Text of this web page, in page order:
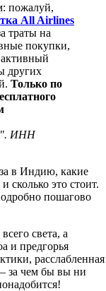
пожалуй,
All Airlines
траты на
покупки,
активный
других
Только по
ИНН
в Индию, какие
это стоит.
пошагово
света, а
и предгорья
расслабленная
за чем бы вы ни